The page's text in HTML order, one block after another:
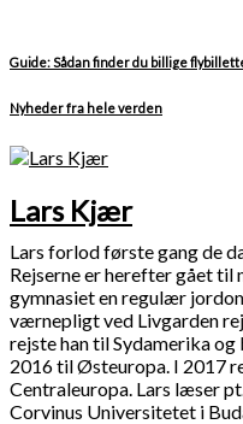
Guide: Sådan finder du billige
Nyheder fra hele verden
Lars Kjær
Lars forlod første gang de
Rejserne er herefter gået til
gymnasiet en regulær
værnepligt ved Livgarden
rejste han til Sydamerika
2016 til Østeuropa. I 2017
Centraleuropa. Lars læser
Corvinus Universitetet i